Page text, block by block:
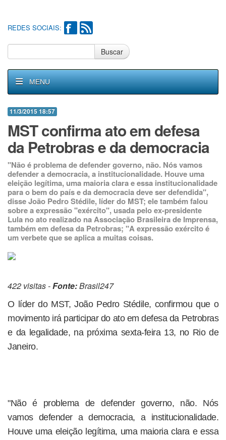
REDES SOCIAIS:
Buscar
MENU
11/3/2015 18:57
MST confirma ato em defesa
da Petrobras e da democracia
"Não é problema de defender governo, não. Nós vamos
defender a democracia, a institucionalidade. Houve uma
eleição legítima, uma maioria clara e essa institucionalidade
para o bem do país e da democracia deve ser defendida",
disse João Pedro Stédile, líder do MST; ele também falou
sobre a expressão "exército", usada pelo ex-presidente
Lula no ato realizado na Associação Brasileira de Imprensa,
também em defesa da Petrobras; "A expressão exército é
um verbete que se aplica a muitas coisas.
422 visitas -Fonte:Brasil247
O líder do MST, João Pedro Stédile, confirmou que o
movimento irá participar do ato em defesa da Petrobras
e da legalidade, na próxima sexta-feira 13, no Rio de
Janeiro.
"Não é problema de defender governo, não. Nós
vamos defender a democracia, a institucionalidade.
Houve uma eleição legítima, uma maioria clara e essa